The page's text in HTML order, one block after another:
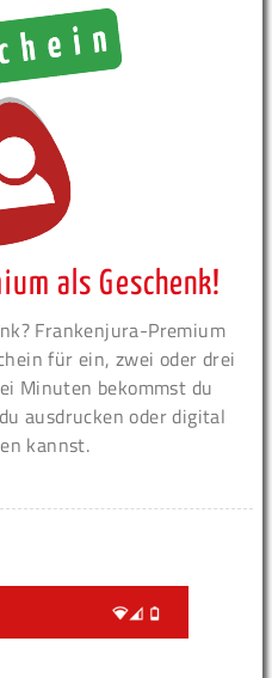
als Geschenk!
Frankenjura-Premium
für ein, zwei oder drei
Minuten bekommst du
ausdrucken oder digital
kannst.